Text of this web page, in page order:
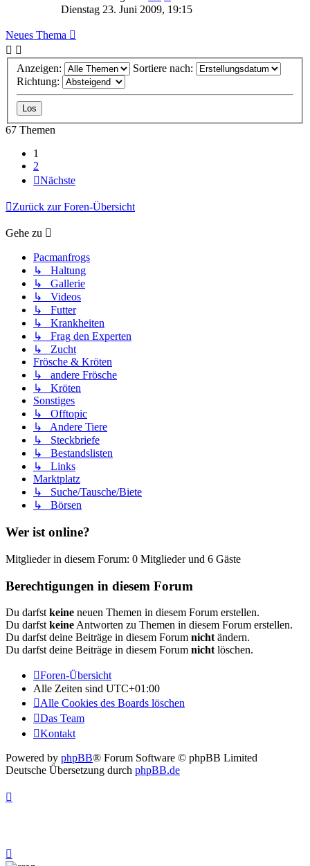
Dienstag 23. Juni 2009, 19:15
Neues Thema
Anzeigen:
Sortiere nach:
Richtung:
67 Themen
1
2
Nächste
Zurück zur Foren-Übersicht
Gehe zu
Pacmanfrogs
↳ Haltung
↳ Gallerie
↳ Videos
↳ Futter
↳ Krankheiten
↳ Frag den Experten
↳ Zucht
Frösche & Kröten
↳ andere Frösche
↳ Kröten
Sonstiges
↳ Offtopic
↳ Andere Tiere
↳ Steckbriefe
↳ Bestandslisten
↳ Links
Marktplatz
↳ Suche/Tausche/Biete
↳ Börsen
Wer ist online?
Mitglieder in diesem Forum: 0 Mitglieder und 6 Gäste
Berechtigungen in diesem Forum
Du darfst keine neuen Themen in diesem Forum erstellen.
Du darfst keine Antworten zu Themen in diesem Forum erstellen.
Du darfst deine Beiträge in diesem Forum nicht ändern.
Du darfst deine Beiträge in diesem Forum nicht löschen.
Foren-Übersicht
Alle Zeiten sind UTC+01:00
Alle Cookies des Boards löschen
Das Team
Kontakt
Powered by phpBB® Forum Software © phpBB Limited
Deutsche Übersetzung durch phpBB.de